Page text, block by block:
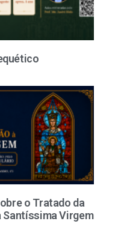
o Tratado da
Santíssima Virgem